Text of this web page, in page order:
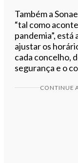
Também a
“tal como
pandemia”, está
ajustar os
cada concelho,
segurança e o
CONTINUE